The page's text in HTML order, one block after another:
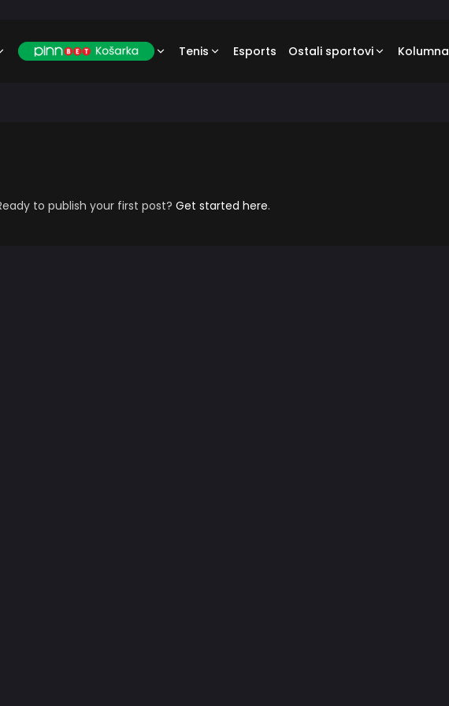
Tenis Esports Ostali sportovi Kolumna
to publish your first post? Get started here.